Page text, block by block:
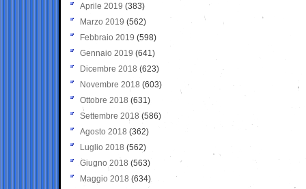
Aprile 2019 (383)
Marzo 2019 (562)
Febbraio 2019 (598)
Gennaio 2019 (641)
Dicembre 2018 (623)
Novembre 2018 (603)
Ottobre 2018 (631)
Settembre 2018 (586)
Agosto 2018 (362)
Luglio 2018 (562)
Giugno 2018 (563)
Maggio 2018 (634)